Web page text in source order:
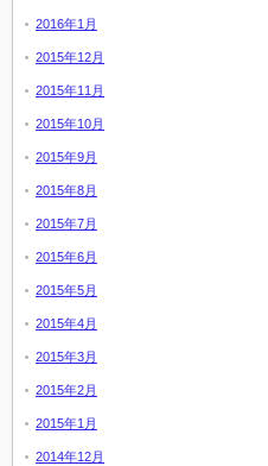
2016年1月
2015年12月
2015年11月
2015年10月
2015年9月
2015年8月
2015年7月
2015年6月
2015年5月
2015年4月
2015年3月
2015年2月
2015年1月
2014年12月